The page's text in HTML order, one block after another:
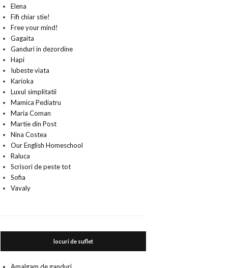
Elena
Fifi chiar stie!
Free your mind!
Gagaita
Ganduri in dezordine
Hapi
Iubeste viata
Karioka
Luxul simplitatii
Mamica Pediatru
Maria Coman
Martie din Post
Nina Costea
Our English Homeschool
Raluca
Scrisori de peste tot
Sofia
Vavaly
locuri de suflet